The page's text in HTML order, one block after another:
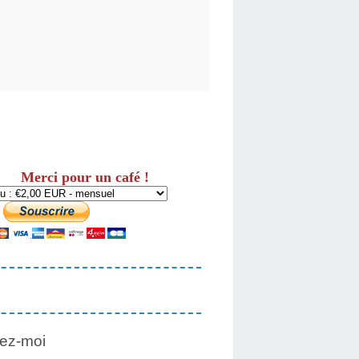
Merci pour un café !
moi